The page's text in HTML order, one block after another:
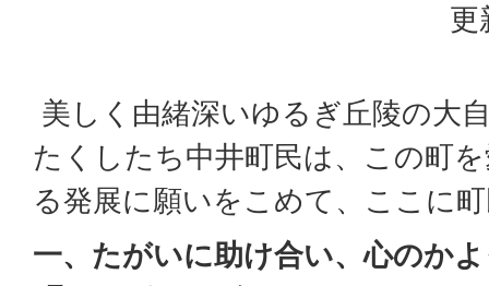
更
美しく由緒深いゆるぎ丘陵の大
たくしたち中井町民は、この町
る発展に願いをこめて、ここに
一、たがいに助け合い、心のか